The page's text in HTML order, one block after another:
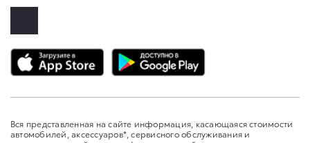
Вся представленная на сайте информация, касающаяся стоимости
автомобилей, аксессуаров*, сервисного обслуживания и